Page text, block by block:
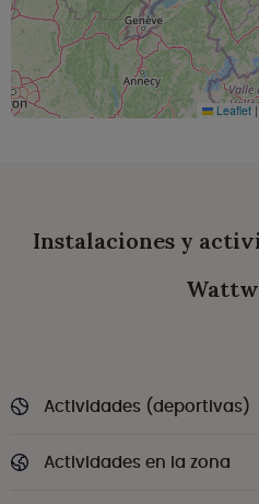
Leaflet |
Instalaciones y
Actividades (deportivas)
Actividades en la zona